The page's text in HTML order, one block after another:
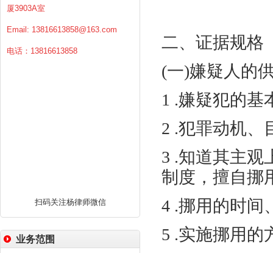
厦3903A室
Email: 13816613858@163.com
电话：13816613858
扫码关注杨律师微信
业务范围
二、 证据规格
(一)嫌疑人的
1 .嫌疑犯的基
2 .犯罪动机、
3 .知道其主观
制度，擅自挪
4 .挪用的时间
5 .实施挪用的